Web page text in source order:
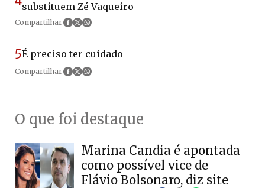
substituem Zé Vaqueiro
Compartilhar
5É preciso ter cuidado
Compartilhar
O que foi destaque
Marina Candia é apontada
como possível vice de
Flávio Bolsonaro, diz site